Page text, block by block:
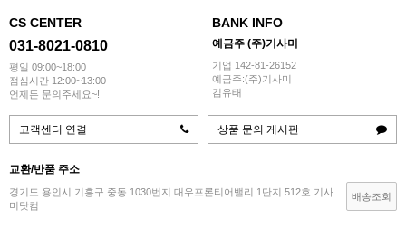
CS CENTER
031-8021-0810
평일 09:00~18:00
점심시간 12:00~13:00
언제든 문의주세요~!
BANK INFO
예금주 (주)기사미
기업 142-81-26152
예금주:(주)기사미
김유태
고객센터 연결 상품 문의 게시판
교환/반품 주소
경기도 용인시 기흥구 중동 1030번지 대우프론티어밸리 1단지 512호 기사
미닷컴
배송조회